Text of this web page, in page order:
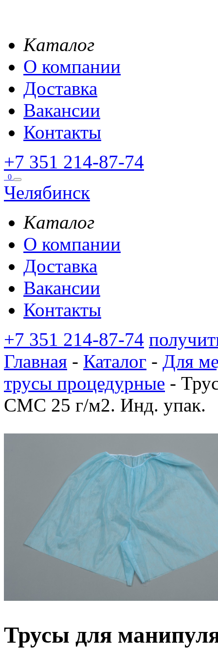
Каталог
О компании
Доставка
Вакансии
Контакты
+7 351 214-87-74
0
Челябинск
Каталог
О компании
Доставка
Вакансии
Контакты
+7 351 214-87-74
Главная - Каталог - Для
трусы процедурные -
СМС 25 г/м2. Инд. упак.
Трусы для